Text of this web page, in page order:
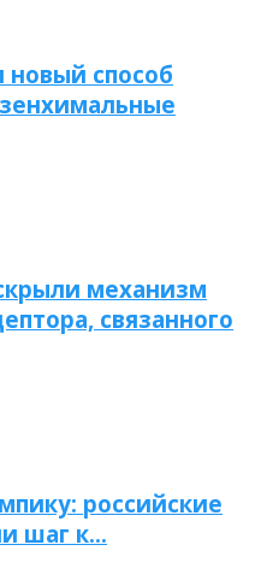
способ
механизм
связанного
российские
шаг к…